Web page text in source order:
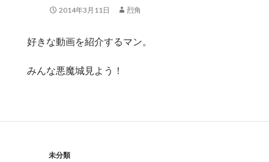
2014年3月11日 烈角
好きな動画を紹介するマン。
みんな悪魔城見よう！
未分類